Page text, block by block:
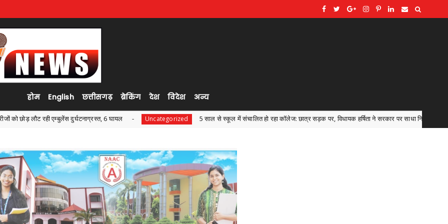
होम English छत्तीसगढ़ ब्रेकिंग देश विदेश अन्य
दुर्घटनाग्रस्त, 6 घायल Uncategorized 5 साल से स्कूल में संचालित हो रहा कॉलेज: छात्र सड़क पर, विधायक हर्षिता ने सरकार पर साधा निशाना Uncategorized